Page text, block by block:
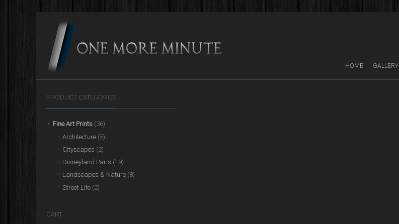
HOME GALLERY
PRODUCT CATEGORIES
Fine Art Prints (36)
Architecture (5)
Cityscapes (2)
Disneyland Paris (19)
Landscapes & Nature (8)
Street Life (2)
CART